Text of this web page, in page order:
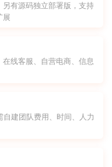
有源码独立部署版，支持
展
线客服、自营电商、信息
建团队费用、时间、人力